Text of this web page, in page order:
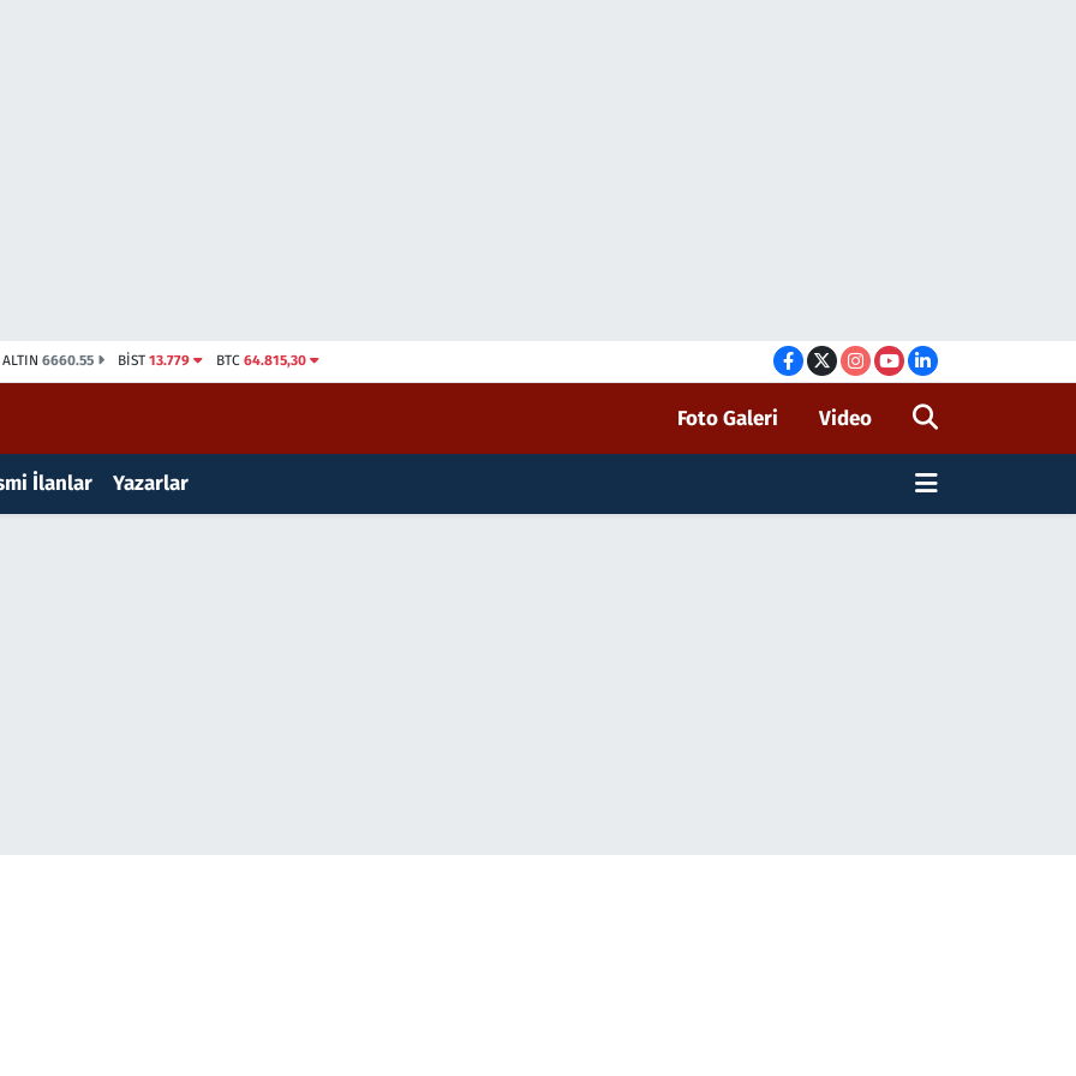
ALTIN 6660.55 BİST13.779 BTC 64.815,30
Foto Galeri Video
İlanlar Yazarlar